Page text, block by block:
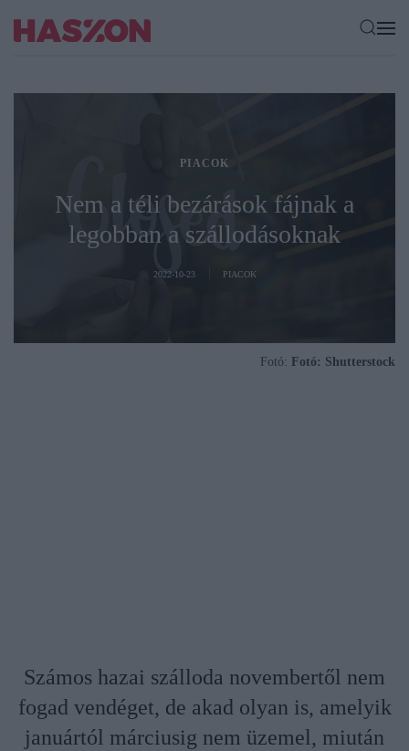
PIACOK
Nem a téli bezárások fájnak a
legobban a szállodásoknak
2022-10-23 PIACOK
Fotó: Fotó: Shutterstock
Számos hazai szálloda novembertől nem
fogad vendéget, de akad olyan is, amelyik
januártól márciusig nem üzemel, miután